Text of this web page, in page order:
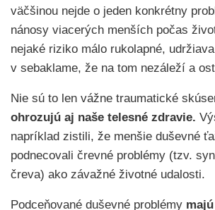
väčšinou nejde o jeden konkrétny
nánosy viacerých menších počas
nejaké riziko málo rukolapné,
v sebaklame, že na tom nezáleží a
Nie sú to len vážne traumatické
ohrozujú aj naše telesné zdravie.
napríklad zistili, že menšie duševné
podnecovali črevné problémy (tzv.
čreva) ako závažné životné udalosti.
Podceňované duševné problémy